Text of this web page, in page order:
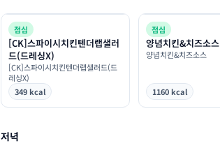
점심
[CK]스파이시치킨텐더랩샐러
드(드레싱X)
[CK]스파이시치킨텐더랩샐러드(드
레싱X)
349 kcal
점심
양념치킨&치즈소스
양념치킨&치즈소스
1160 kcal
저녁